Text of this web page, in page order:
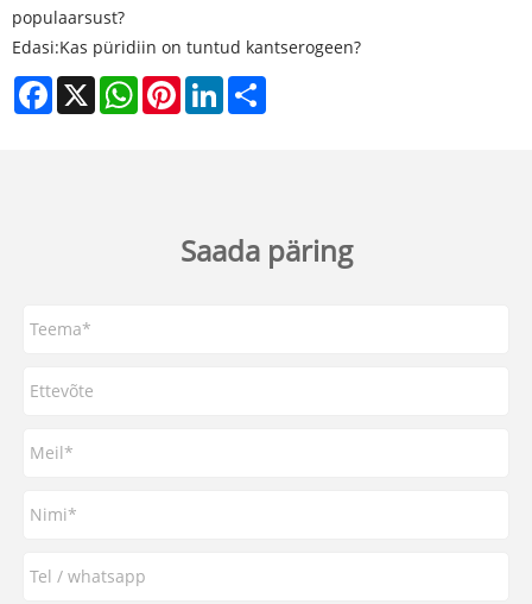
populaarsust?
Edasi:Kas püridiin on tuntud kantserogeen?
Facebook
X WhatsAppPinterestLinkedIn
Saada päring